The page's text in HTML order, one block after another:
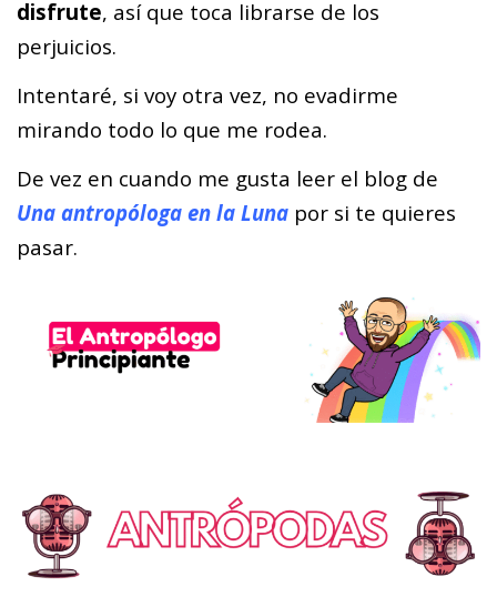
disfrute, así que toca librarse de los
perjuicios.
Intentaré, si voy otra vez, no evadirme
mirando todo lo que me rodea.
De vez en cuando me gusta leer el blog de
Una antropóloga en la Luna por si te quieres
pasar.